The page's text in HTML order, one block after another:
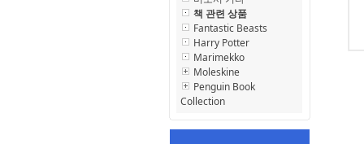
책 관련 상품
Fantastic Beasts
Harry Potter
Marimekko
Moleskine
Penguin Book
Collection